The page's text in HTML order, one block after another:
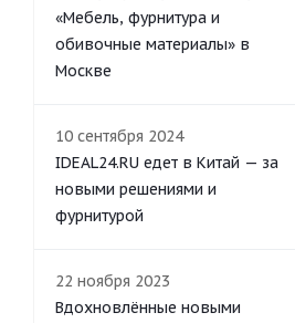
«Мебель, фурнитура и
обивочные материалы» в
Москве
10 сентября 2024
IDEAL24.RU едет в Китай — за
новыми решениями и
фурнитурой
22 ноября 2023
Вдохновлённые новыми